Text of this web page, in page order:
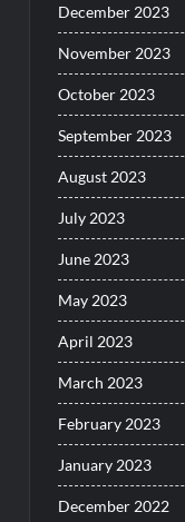
December 2023
November 2023
October 2023
September 2023
August 2023
July 2023
June 2023
May 2023
April 2023
March 2023
February 2023
January 2023
December 2022